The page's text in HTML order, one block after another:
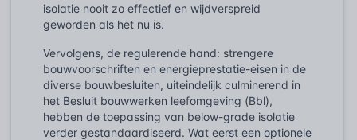
isolatie nooit zo effectief en wijdverspreid
geworden als het nu is.
Vervolgens, de regulerende hand: strengere
bouwvoorschriften en energieprestatie-eisen in de
diverse bouwbesluiten, uiteindelijk culminerend in
het Besluit bouwwerken leefomgeving (Bbl),
hebben de toepassing van below-grade isolatie
verder gestandaardiseerd. Wat eerst een optionele